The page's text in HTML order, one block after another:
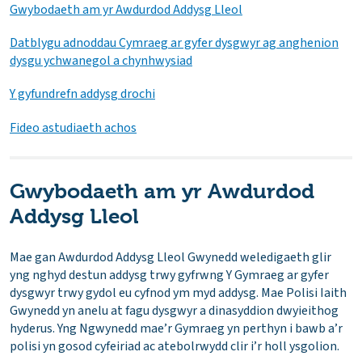
Gwybodaeth am yr Awdurdod Addysg Lleol
Datblygu adnoddau Cymraeg ar gyfer dysgwyr ag anghenion
dysgu ychwanegol a chynhwysiad
Y gyfundrefn addysg drochi
Fideo astudiaeth achos
Gwybodaeth am yr Awdurdod
Addysg Lleol
Mae gan Awdurdod Addysg Lleol Gwynedd weledigaeth glir
yng nghyd destun addysg trwy gyfrwng Y Gymraeg ar gyfer
dysgwyr trwy gydol eu cyfnod ym myd addysg. Mae Polisi Iaith
Gwynedd yn anelu at fagu dysgwyr a dinasyddion dwyieithog
hyderus. Yng Ngwynedd mae’r Gymraeg yn perthyn i bawb a’r
polisi yn gosod cyfeiriad ac atebolrwydd clir i’r holl ysgolion.